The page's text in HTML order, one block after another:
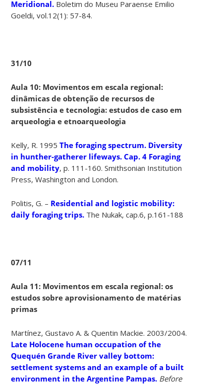
Meridional. Boletim do Museu Paraense Emilio
Goeldi, vol.12(1): 57-84.
31/10
Aula 10: Movimentos em escala regional:
dinâmicas de obtenção de recursos de
subsistência e tecnologia: estudos de caso em
arqueologia e etnoarqueologia
Kelly, R. 1995The foraging spectrum. Diversity
in hunther-gatherer lifeways. Cap. 4 Foraging
and mobility, p. 111-160. Smithsonian Institution
Press, Washington and London.
Politis, G. – Residential and logistic mobility:
daily foraging trips. The Nukak, cap.6, p.161-188
07/11
Aula 11: Movimentos em escala regional: os
estudos sobre aprovisionamento de matérias
primas
Martínez, Gustavo A. & Quentin Mackie. 2003/2004.
Late Holocene human occupation of the
Quequén Grande River valley bottom:
settlement systems and an example of a built
environment in the Argentine Pampas. Before